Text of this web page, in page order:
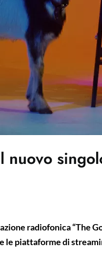
nuovo
radiofonica “The
le piattaforme di